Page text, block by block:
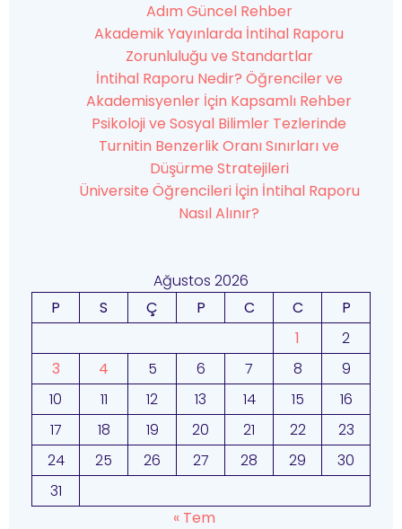
Adım Güncel Rehber
Akademik Yayınlarda İntihal Raporu
Zorunluluğu ve Standartlar
İntihal Raporu Nedir? Öğrenciler ve
Akademisyenler İçin Kapsamlı Rehber
Psikoloji ve Sosyal Bilimler Tezlerinde
Turnitin Benzerlik Oranı Sınırları ve
Düşürme Stratejileri
Üniversite Öğrencileri İçin İntihal Raporu
Nasıl Alınır?
Ağustos 2026
P
S Ç P C C
P
1
2
3
4 5 6 7 8
9
10
11 12 13 14 15
16
17
18 19 20 21 22
23
24
25 26 27 28 29
30
31
« Tem